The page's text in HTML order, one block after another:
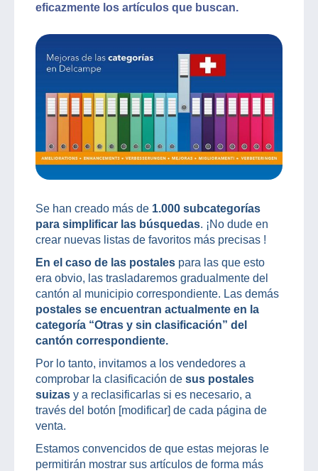
eficazmente los artículos que buscan.
Se han creado más de 1.000 subcategorías
para simplificar las búsquedas. ¡No dude en
crear nuevas listas de favoritos más precisas !
En el caso de las postales para las que esto
era obvio, las trasladaremos gradualmente del
cantón al municipio correspondiente. Las demás
postales se encuentran actualmente en la
categoría “Otras y sin clasificación” del
cantón correspondiente.
Por lo tanto, invitamos a los vendedores a
comprobar la clasificación de sus postales
suizas y a reclasificarlas si es necesario, a
través del botón [modificar] de cada página de
venta.
Estamos convencidos de que estas mejoras le
permitirán mostrar sus artículos de forma más